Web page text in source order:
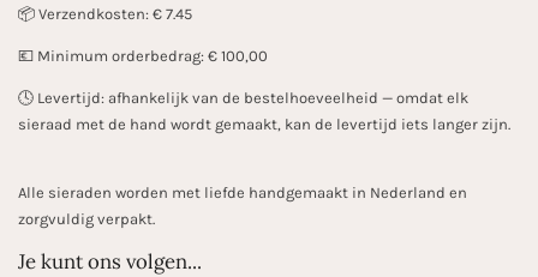
📦 Verzendkosten: € 7.45
💶 Minimum orderbedrag: € 100,00
🕓 Levertijd: afhankelijk van de bestelhoeveelheid — omdat elk
sieraad met de hand wordt gemaakt, kan de levertijd iets langer zijn.
Alle sieraden worden met liefde handgemaakt in Nederland en
zorgvuldig verpakt.
Je kunt ons volgen...